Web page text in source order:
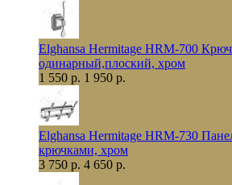
Elghansa Hermitage HRM-700
одинарный,плоский, хром
1 550 р. 1 950 р.
Elghansa Hermitage HRM-730
крючками, хром
3 750 р. 4 650 р.